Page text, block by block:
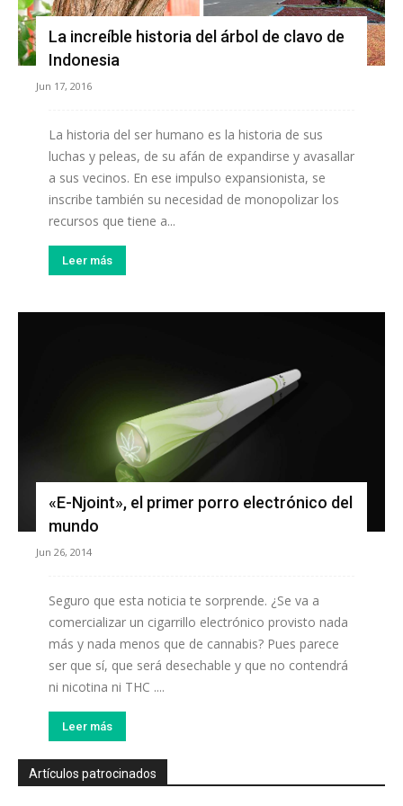
La increíble historia del árbol de clavo de
Indonesia
Jun 17, 2016
La historia del ser humano es la historia de sus
luchas y peleas, de su afán de expandirse y avasallar
a sus vecinos. En ese impulso expansionista, se
inscribe también su necesidad de monopolizar los
recursos que tiene a...
Leer más
«E-Njoint», el primer porro electrónico del
mundo
Jun 26, 2014
Seguro que esta noticia te sorprende. ¿Se va a
comercializar un cigarrillo electrónico provisto nada
más y nada menos que de cannabis? Pues parece
ser que sí, que será desechable y que no contendrá
ni nicotina ni THC ....
Leer más
Artículos patrocinados